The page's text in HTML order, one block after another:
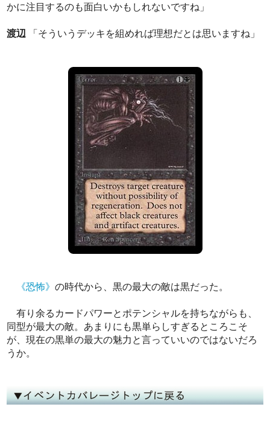
かに注目するのも面白いかもしれないですね」
渡辺 「そういうデッキを組めれば理想だとは思いますね」
《恐怖》の時代から、黒の最大の敵は黒だった。
有り余るカードパワーとポテンシャルを持ちながらも、
同型が最大の敵。あまりにも黒単らしすぎるところこそ
が、現在の黒単の最大の魅力と言っていいのではないだろ
うか。